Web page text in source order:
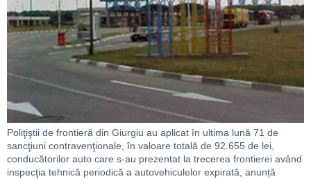
Poliţiştii de frontieră din Giurgiu au aplicat în ultima lună 71 de
sancţiuni contravenţionale, în valoare totală de 92.655 de lei,
conducătorilor auto care s-au prezentat la trecerea frontierei având
inspecţia tehnică periodică a autovehiculelor expirată, anunță